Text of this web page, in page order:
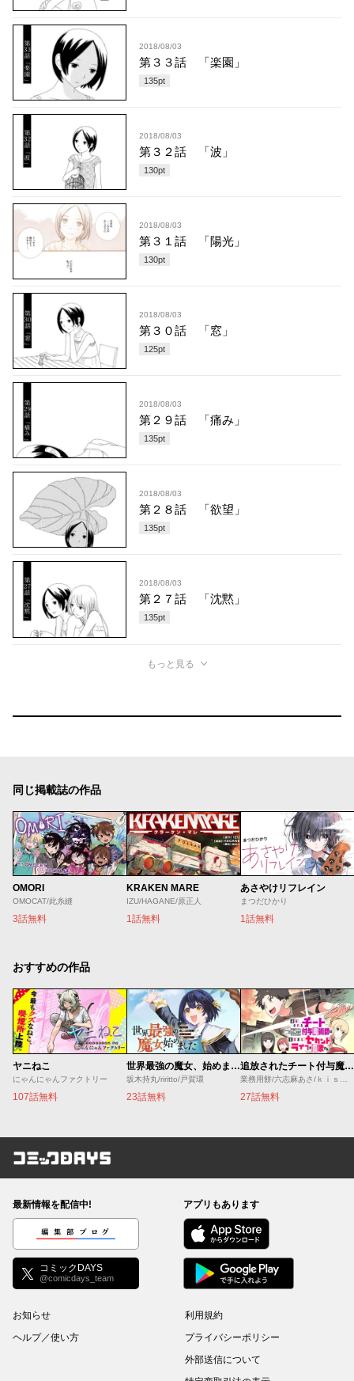
2018/08/03
第３３話 「楽園」
135pt
2018/08/03
第３２話 「波」
130pt
2018/08/03
第３１話 「陽光」
130pt
2018/08/03
第３０話 「窓」
125pt
2018/08/03
第２９話 「痛み」
135pt
2018/08/03
第２８話 「欲望」
135pt
2018/08/03
第２７話 「沈黙」
135pt
もっと見る
同じ掲載誌の作品
OMORI
OMOCAT/此糸縫
3話無料
KRAKEN MARE
IZU/HAGANE/原正人
1話無料
あさやけリフレイン
まつだひかり
1話無料
おすすめの作品
ヤニねこ
にゃんにゃんファクトリー
107話無料
世界最強の魔女、始めました ～私だけ『攻略サイト』を見れる世界で自由に生きます～
坂木持丸/riritto/戸賀環
23話無料
追放されたチート付与魔術師は気ままなセカンドライフを謳歌する。 ～俺は武器だけじゃなく、あらゆるものに『強化ポイント』を付与できるし、俺の意思でいつでも効果を解除できるけど、残った人たち大丈夫？～
業務用餅/六志麻あさ/ｋｉｓｕｉ
27話無料
コミックDAYS
最新情報を配信中!
編集部ブログ
コミックDAYS
@comicdays_team
アプリもあります
お知らせ
ヘルプ／使い方
利用規約
プライバシーポリシー
外部送信について